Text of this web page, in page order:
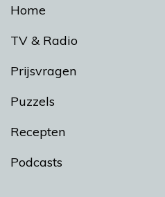
Home
TV & Radio
Prijsvragen
Puzzels
Recepten
Podcasts